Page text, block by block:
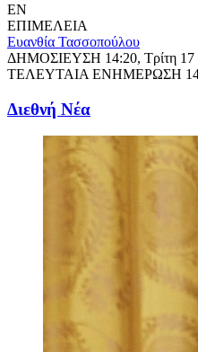
EN
ΕΠΙΜΕΛΕΙΑ
Ευανθία Τασσοπούλου
ΔΗΜΟΣΙΕΥΣΗ 14:20, Τρίτη
ΤΕΛΕΥΤΑΙΑ ΕΝΗΜΕΡΩΣΗ
Διεθνή Νέα